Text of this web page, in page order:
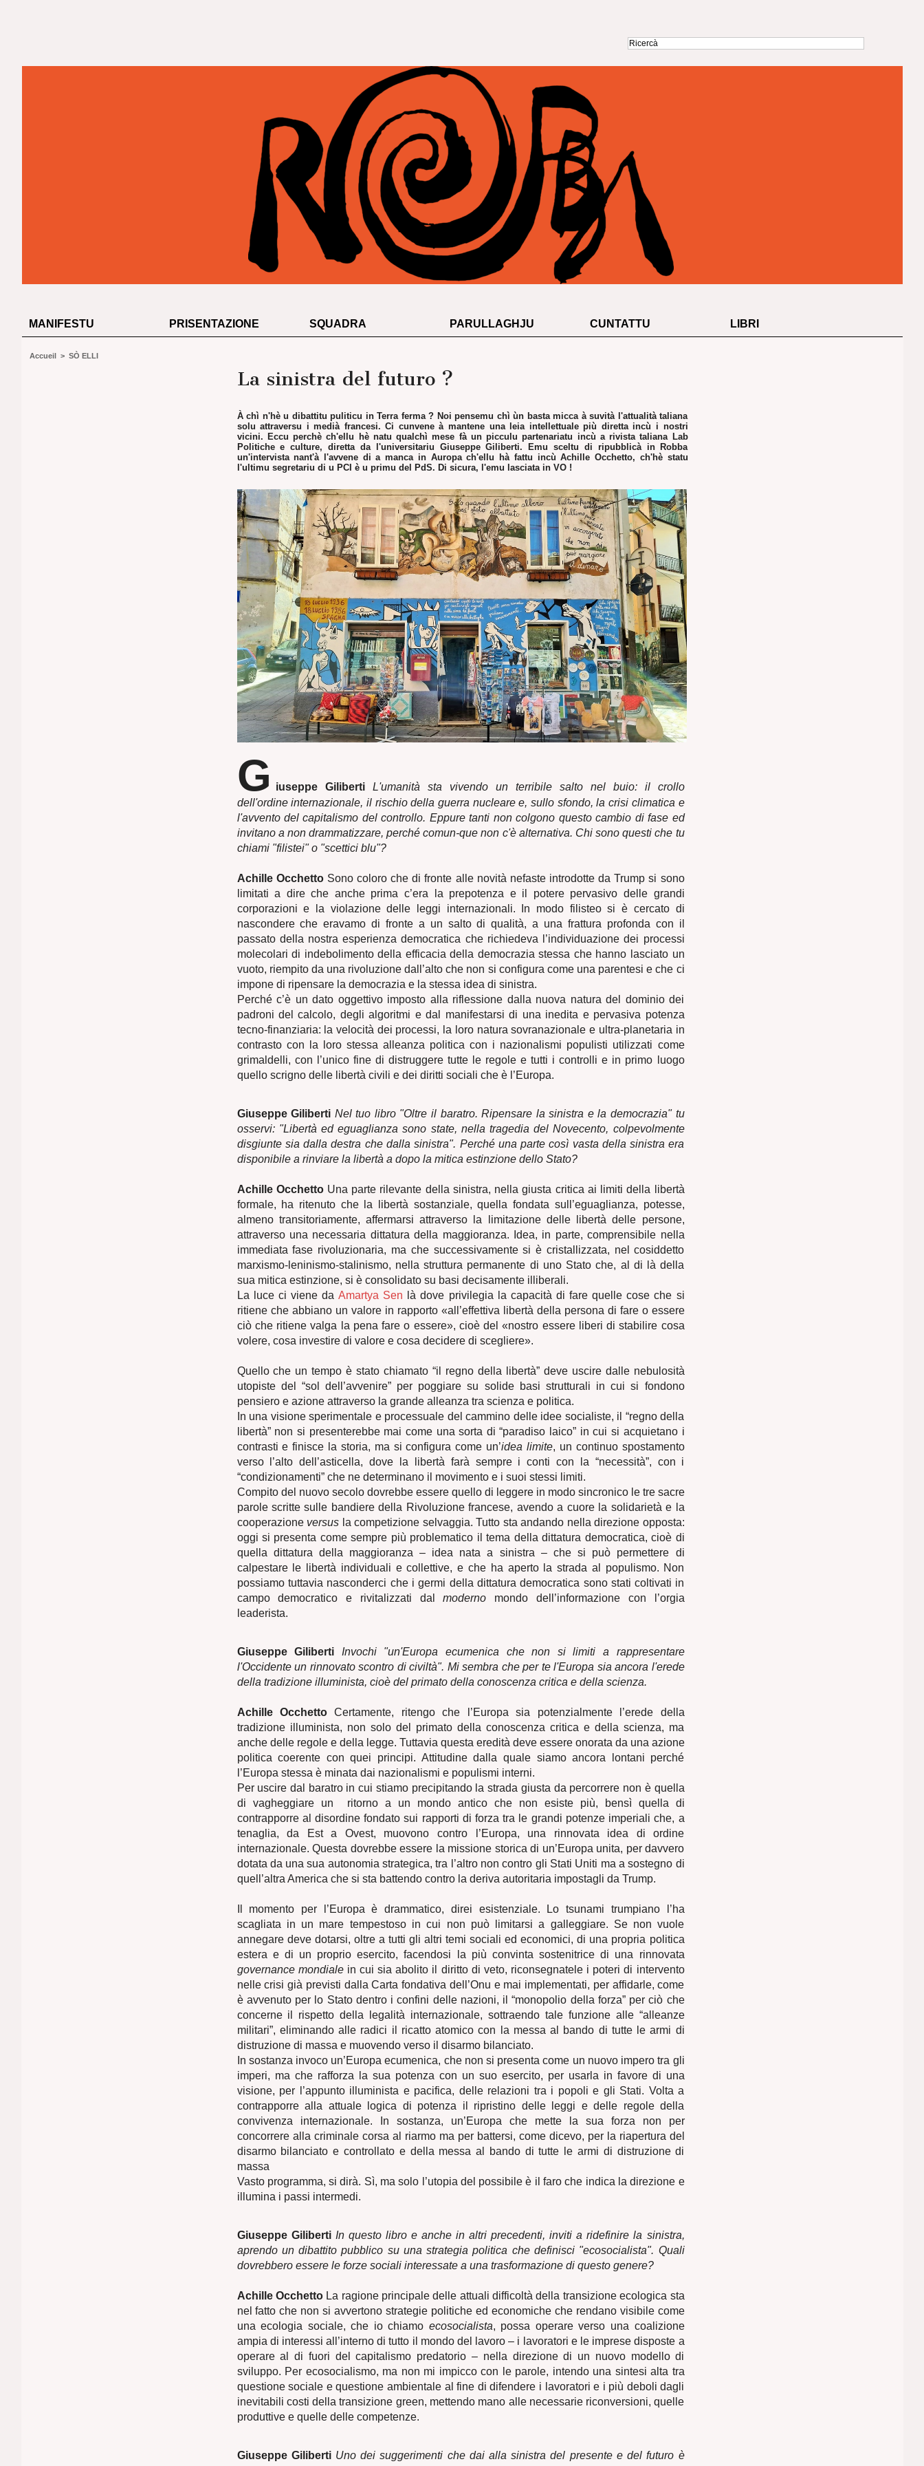
MANIFESTU PRISENTAZIONE SQUADRA PARULLAGHJU CUNTATTU LIBRI
Accueil > SÒ ELLI
La sinistra del futuro ?
À chì n'hè u dibattitu puliticu in Terra ferma ? Noi pensemu chì ùn basta micca à suvità l'attualità taliana
solu attraversu i medià francesi. Ci cunvene à mantene una leia intellettuale più diretta incù i nostri
vicini. Eccu perchè ch'ellu hè natu qualchì mese fà un picculu partenariatu incù a rivista taliana Lab
Politiche e culture, diretta da l'universitariu Giuseppe Giliberti. Emu sceltu di ripubblicà in Robba
un'intervista nant'à l'avvene di a manca in Auropa ch'ellu hà fattu incù Achille Occhetto, ch'hè statu
l'ultimu segretariu di u PCI è u primu del PdS. Di sicura, l'emu lasciata in VO !
G iuseppe Giliberti
L'umanità sta vivendo un terribile salto nel buio: il crollo
dell'ordine internazionale, il rischio della guerra nucleare e, sullo sfondo, la crisi climatica e
l'avvento del capitalismo del controllo. Eppure tanti non colgono questo cambio di fase ed
invitano a non drammatizzare, perché comun-que non c'è alternativa. Chi sono questi che tu
chiami "filistei" o "scettici blu"?​
Achille OcchettoSono coloro che di fronte alle novità nefaste introdotte da Trump si sono
limitati a dire che anche prima c’era la prepotenza e il potere pervasivo delle grandi
corporazioni e la violazione delle leggi internazionali. In modo filisteo si è cercato di
nascondere che eravamo di fronte a un salto di qualità, a una frattura profonda con il
passato della nostra esperienza democratica che richiedeva l’individuazione dei processi
molecolari di indebolimento della efficacia della democrazia stessa che hanno lasciato un
vuoto, riempito da una rivoluzione dall’alto che non si configura come una parentesi e che ci
impone di ripensare la democrazia e la stessa idea di sinistra.
Perché c’è un dato oggettivo imposto alla riflessione dalla nuova natura del dominio dei
padroni del calcolo, degli algoritmi e dal manifestarsi di una inedita e pervasiva potenza
tecno-finanziaria: la velocità dei processi, la loro natura sovranazionale e ultra-planetaria in
contrasto con la loro stessa alleanza politica con i nazionalismi populisti utilizzati come
grimaldelli, con l’unico fine di distruggere tutte le regole e tutti i controlli e in primo luogo
quello scrigno delle libertà civili e dei diritti sociali che è l’Europa.
Giuseppe Giliberti Nel tuo libro "Oltre il baratro. Ripensare la sinistra e la democrazia" tu
osservi: "Libertà ed eguaglianza sono state, nella tragedia del Novecento, colpevolmente
disgiunte sia dalla destra che dalla sinistra". Perché una parte così vasta della sinistra era
disponibile a rinviare la libertà a dopo la mitica estinzione dello Stato?
Achille OcchettoUna parte rilevante della sinistra, nella giusta critica ai limiti della libertà
formale, ha ritenuto che la libertà sostanziale, quella fondata sull’eguaglianza, potesse,
almeno transitoriamente, affermarsi attraverso la limitazione delle libertà delle persone,
attraverso una necessaria dittatura della maggioranza. Idea, in parte, comprensibile nella
immediata fase rivoluzionaria, ma che successivamente si è cristallizzata, nel cosiddetto
marxismo-leninismo-stalinismo, nella struttura permanente di uno Stato che, al di là della
sua mitica estinzione, si è consolidato su basi decisamente illiberali.
La luce ci viene daAmartya Sen là dove privilegia la capacità di fare quelle cose che si
ritiene che abbiano un valore in rapporto «all’effettiva libertà della persona di fare o essere
ciò che ritiene valga la pena fare o essere», cioè del «nostro essere liberi di stabilire cosa
volere, cosa investire di valore e cosa decidere di scegliere».
Quello che un tempo è stato chiamato “il regno della libertà” deve uscire dalle nebulosità
utopiste del “sol dell’avvenire” per poggiare su solide basi strutturali in cui si fondono
pensiero e azione attraverso la grande alleanza tra scienza e politica.
In una visione sperimentale e processuale del cammino delle idee socialiste, il “regno della
libertà” non si presenterebbe mai come una sorta di “paradiso laico” in cui si acquietano i
contrasti e finisce la storia, ma si configura come un’idea limite, un continuo spostamento
verso l’alto dell’asticella, dove la libertà farà sempre i conti con la “necessità”, con i
“condizionamenti” che ne determinano il movimento e i suoi stessi limiti.
Compito del nuovo secolo dovrebbe essere quello di leggere in modo sincronico le tre sacre
parole scritte sulle bandiere della Rivoluzione francese, avendo a cuore la solidarietà e la
cooperazione versus la competizione selvaggia. Tutto sta andando nella direzione opposta:
oggi si presenta come sempre più problematico il tema della dittatura democratica, cioè di
quella dittatura della maggioranza – idea nata a sinistra – che si può permettere di
calpestare le libertà individuali e collettive, e che ha aperto la strada al populismo. Non
possiamo tuttavia nasconderci che i germi della dittatura democratica sono stati coltivati in
campo democratico e rivitalizzati dalmoderno mondo dell’informazione con l’orgia
leaderista.
Giuseppe Giliberti
Invochi "un'Europa ecumenica che non si limiti a rappresentare
l'Occidente un rinnovato scontro di civiltà". Mi sembra che per te l'Europa sia ancora l'erede
della tradizione illuminista, cioè del primato della conoscenza critica e della scienza.
Achille OcchettoCertamente, ritengo che l’Europa sia potenzialmente l’erede della
tradizione illuminista, non solo del primato della conoscenza critica e della scienza, ma
anche delle regole e della legge. Tuttavia questa eredità deve essere onorata da una azione
politica coerente con quei principi. Attitudine dalla quale siamo ancora lontani perché
l’Europa stessa è minata dai nazionalismi e populismi interni.
Per uscire dal baratro in cui stiamo precipitando la strada giusta da percorrere non è quella
di vagheggiare un ritorno a un mondo antico che non esiste più, bensì quella di
contrapporre al disordine fondato sui rapporti di forza tra le grandi potenze imperiali che, a
tenaglia, da Est a Ovest, muovono contro l’Europa, una rinnovata idea di ordine
internazionale. Questa dovrebbe essere la missione storica di un’Europa unita, per davvero
dotata da una sua autonomia strategica, tra l’altro non contro gli Stati Uniti ma a sostegno di
quell’altra America che si sta battendo contro la deriva autoritaria impostagli da Trump.
Il momento per l’Europa è drammatico, direi esistenziale. Lo tsunami trumpiano l’ha
scagliata in un mare tempestoso in cui non può limitarsi a galleggiare. Se non vuole
annegare deve dotarsi, oltre a tutti gli altri temi sociali ed economici, di una propria politica
estera e di un proprio esercito, facendosi la più convinta sostenitrice di una rinnovata
governance mondialein cui sia abolito il diritto di veto, riconsegnatele i poteri di intervento
nelle crisi già previsti dalla Carta fondativa dell’Onu e mai implementati, per affidarle, come
è avvenuto per lo Stato dentro i confini delle nazioni, il “monopolio della forza” per ciò che
concerne il rispetto della legalità internazionale, sottraendo tale funzione alle “alleanze
militari”, eliminando alle radici il ricatto atomico con la messa al bando di tutte le armi di
distruzione di massa e muovendo verso il disarmo bilanciato.
In sostanza invoco un’Europa ecumenica, che non si presenta come un nuovo impero tra gli
imperi, ma che rafforza la sua potenza con un suo esercito, per usarla in favore di una
visione, per l’appunto illuminista e pacifica, delle relazioni tra i popoli e gli Stati. Volta a
contrapporre alla attuale logica di potenza il ripristino delle leggi e delle regole della
convivenza internazionale. In sostanza, un’Europa che mette la sua forza non per
concorrere alla criminale corsa al riarmo ma per battersi, come dicevo, per la riapertura del
disarmo bilanciato e controllato e della messa al bando di tutte le armi di distruzione di
massa
Vasto programma, si dirà. Sì, ma solo l’utopia del possibile è il faro che indica la direzione e
illumina i passi intermedi.
Giuseppe Giliberti In questo libro e anche in altri precedenti, inviti a ridefinire la sinistra,
aprendo un dibattito pubblico su una strategia politica che definisci "ecosocialista". Quali
dovrebbero essere le forze sociali interessate a una trasformazione di questo genere?
Achille OcchettoLa ragione principale delle attuali difficoltà della transizione ecologica sta
nel fatto che non si avvertono strategie politiche ed economiche che rendano visibile come
una ecologia sociale, che io chiamo ecosocialista, possa operare verso una coalizione
ampia di interessi all’interno di tutto il mondo del lavoro – i lavoratori e le imprese disposte a
operare al di fuori del capitalismo predatorio – nella direzione di un nuovo modello di
sviluppo. Per ecosocialismo, ma non mi impicco con le parole, intendo una sintesi alta tra
questione sociale e questione ambientale al fine di difendere i lavoratori e i più deboli dagli
inevitabili costi della transizione green, mettendo mano alle necessarie riconversioni, quelle
produttive e quelle delle competenze.
Giuseppe Giliberti Uno dei suggerimenti che dai alla sinistra del presente e del futuro è